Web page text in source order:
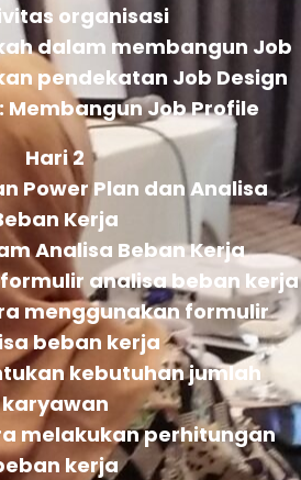
organisasi
dalam membangun Job
pendekatan Job Design
Membangun Job Profile
Hari 2
Power Plan dan Analisa
Kerja
Analisa Beban Kerja
analisa beban kerja
menggunakan formulir
beban kerja
kebutuhan jumlah
karyawan
melakukan perhitungan
kerja